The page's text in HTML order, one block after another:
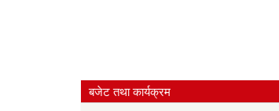
बजेट तथा कार्यक्रम